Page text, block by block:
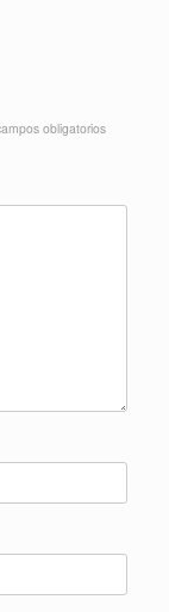
obligatorios